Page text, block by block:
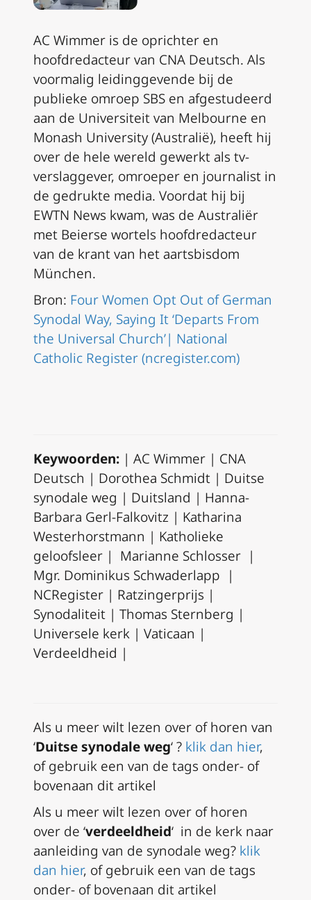
AC Wimmer is de oprichter en
hoofdredacteur van CNA Deutsch. Als
voormalig leidinggevende bij de
publieke omroep SBS en afgestudeerd
aan de Universiteit van Melbourne en
Monash University (Australië), heeft hij
over de hele wereld gewerkt als tv-
verslaggever, omroeper en journalist in
de gedrukte media. Voordat hij bij
EWTN News kwam, was de Australiër
met Beierse wortels hoofdredacteur
van de krant van het aartsbisdom
München.
Bron: Four Women Opt Out of German
Synodal Way, Saying It ‘Departs From
the Universal Church’| National
Catholic Register (ncregister.com)
Keywoorden: | AC Wimmer | CNA
Deutsch | Dorothea Schmidt | Duitse
synodale weg | Duitsland | Hanna-
Barbara Gerl-Falkovitz | Katharina
Westerhorstmann | Katholieke
geloofsleer | Marianne Schlosser |
Mgr. Dominikus Schwaderlapp |
NCRegister | Ratzingerprijs |
Synodaliteit | Thomas Sternberg |
Universele kerk | Vaticaan |
Verdeeldheid |
Als u meer wilt lezen over of horen van
‘Duitse synodale weg‘ ? klik dan hier,
of gebruik een van de tags onder- of
bovenaan dit artikel
Als u meer wilt lezen over of horen
over de ‘verdeeldheid‘ in de kerk naar
aanleiding van de synodale weg? klik
dan hier, of gebruik een van de tags
onder- of bovenaan dit artikel